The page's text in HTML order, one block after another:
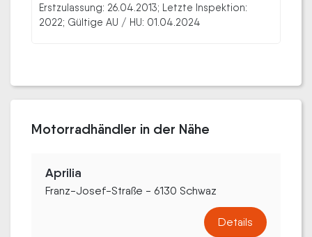
Erstzulassung: 26.04.2013; Letzte Inspektion:
2022; Gültige AU / HU: 01.04.2024
Motorradhändler in der Nähe
Aprilia
Franz-Josef-Straße - 6130 Schwaz
Details